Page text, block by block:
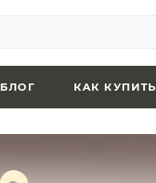
БЛОГ КАК КУПИТЬ